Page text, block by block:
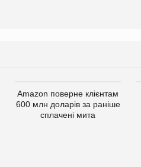
Amazon поверне клієнтам
600 млн доларів за раніше
сплачені мита